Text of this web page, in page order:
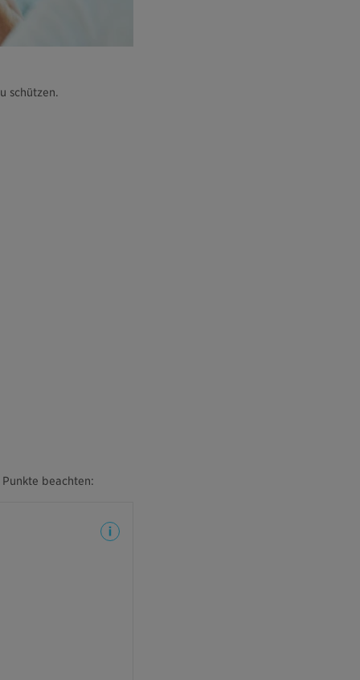
schützen.
beachten:
gereinigten Zähne
für mindestens